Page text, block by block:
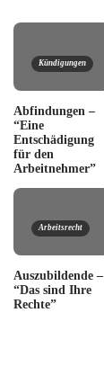
Kündigungen
Abfindungen –
“Eine
Entschädigung
für den
Arbeitnehmer”
Arbeitsrecht
Auszubildende –
“Das sind Ihre
Rechte”